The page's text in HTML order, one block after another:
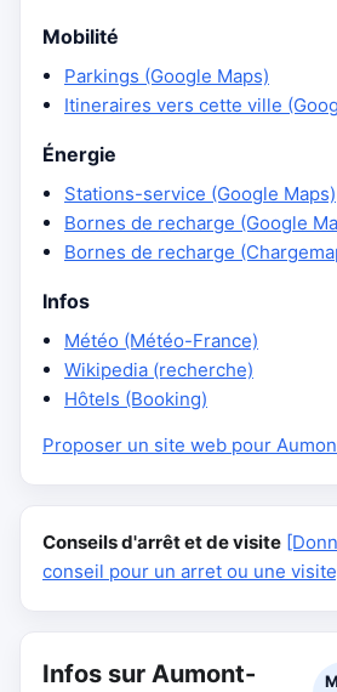
Mobilité
Parkings (Google Maps)
Itineraires vers cette ville
Énergie
Stations-service (Google Maps)
Bornes de recharge (Google
Bornes de recharge
Infos
Météo (Météo-France)
Wikipedia (recherche)
Hôtels (Booking)
Proposer un site web pour
Conseils d'arrêt et de visite
conseil pour un arret ou une
Infos sur Aumont-